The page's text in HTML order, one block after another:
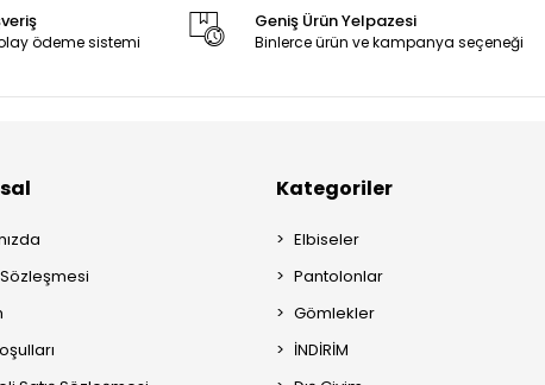
ödeme sistemi
Geniş Ürün Yelpazesi
Binlerce ürün ve kampanya seçeneği
Kategoriler
Elbiseler
Pantolonlar
Gömlekler
İNDİRİM